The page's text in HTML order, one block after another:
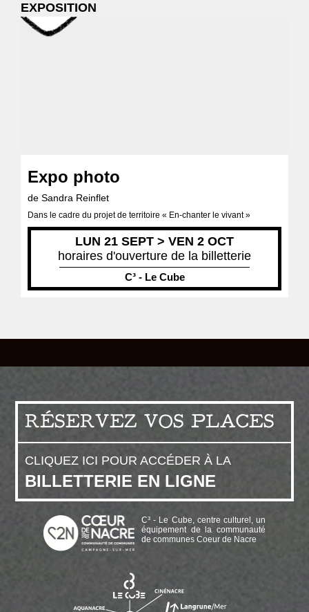
EXPOSITION
Expo photo
de Sandra Reinflet
Dans le cadre du projet de territoire « En-chanter le vivant »
LUN 21 SEPT > VEN 2 OCT
horaires d'ouverture de la billetterie
C³ - Le Cube
RÉSERVEZ VOS PLACES
CLIQUEZ ICI POUR ACCÉDER À LA
BILLETTERIE EN LIGNE
C³ - Le Cube, centre culturel, un
équipement de la communauté
de communes Coeur de Nacre